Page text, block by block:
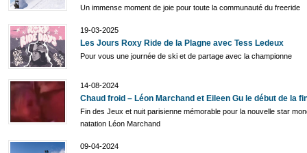
Un immense moment de joie pour toute la communauté du freeride
19-03-2025
Les Jours Roxy Ride de la Plagne avec Tess Ledeux
Pour vous une journée de ski et de partage avec la championne
14-08-2024
Chaud froid – Léon Marchand et Eileen Gu le début de la
Fin des Jeux et nuit parisienne mémorable pour la nouvelle star
natation Léon Marchand
09-04-2024